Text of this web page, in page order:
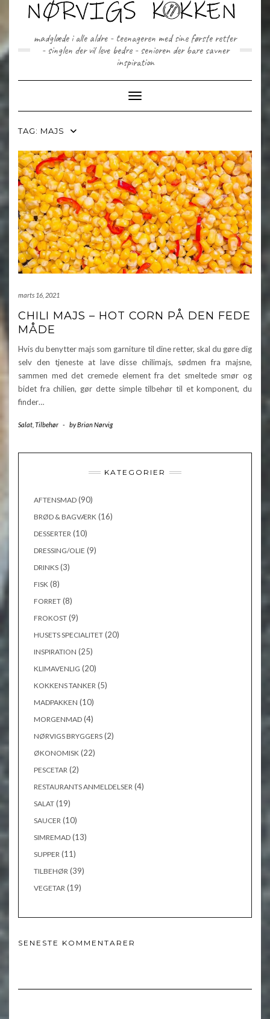
madglæde i alle aldre - teenageren med sine første retter
- singlen der vil leve bedre - senioren der bare savner
inspiration
Toggle Navigation
TAG: MAJS
marts 16, 2021
CHILI MAJS – HOT CORN PÅ DEN FEDE
MÅDE
Hvis du benytter majs som garniture til dine retter, skal du gøre dig
selv den tjeneste at lave disse chilimajs, sødmen fra majsne,
sammen med det cremede element fra det smeltede smør og
bidet fra chilien, gør dette simple tilbehør til et komponent, du
finder…
Salat Tilbehør - byBrian Nørvig
KATEGORIER
AFTENSMAD (90)
BRØD & BAGVÆRK (16)
DESSERTER (10)
DRESSING/OLIE (9)
DRINKS (3)
FISK (8)
FORRET (8)
FROKOST (9)
HUSETS SPECIALITET (20)
INSPIRATION (25)
KLIMAVENLIG (20)
KOKKENS TANKER (5)
MADPAKKEN (10)
MORGENMAD (4)
NØRVIGS BRYGGERS (2)
ØKONOMISK (22)
PESCETAR (2)
RESTAURANTS ANMELDELSER (4)
SALAT (19)
SAUCER (10)
SIMREMAD (13)
SUPPER (11)
TILBEHØR (39)
VEGETAR (19)
SENESTE KOMMENTARER